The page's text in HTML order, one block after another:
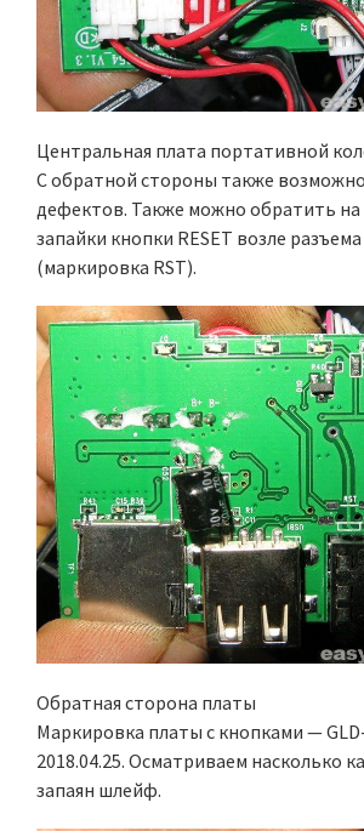
Центральная плата портативной
С обратной стороны также
дефектов. Также можно обратить
запайки кнопки RESET возле разъема
(маркировка RST).
Обратная сторона платы
Маркировка платы с кнопками —
2018.04.25. Осматриваем насколько
запаян шлейф.